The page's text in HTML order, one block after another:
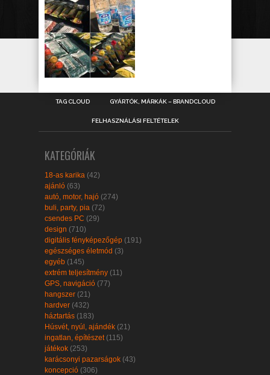
TAG CLOUD GYÁRTÓK, MÁRKÁK – BRANDCLOUD
FELHASZNÁLÁSI FELTÉTELEK
KATEGÓRIÁK
18-as karika (42)
ajánló (63)
autó, motor, hajó (274)
buli, party, pia (72)
csendes PC (29)
design (710)
digitális fényképezőgép (191)
egészséges életmód (3)
egyéb (145)
extrém teljesítmény (11)
GPS, navigáció (77)
hangszer (21)
hardver (432)
háztartás (183)
Húsvét, nyúl, ajándék (21)
ingatlan, építészet (115)
játékok (253)
karácsonyi pazarságok (43)
koncepció (306)